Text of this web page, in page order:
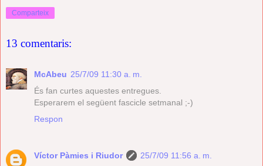
Comparteix
13 comentaris:
McAbeu 25/7/09 11:30 a. m.
És fan curtes aquestes entregues.
Esperarem el següent fascicle setmanal ;-)
Respon
Víctor Pàmies i Riudor
25/7/09 11:56 a. m.